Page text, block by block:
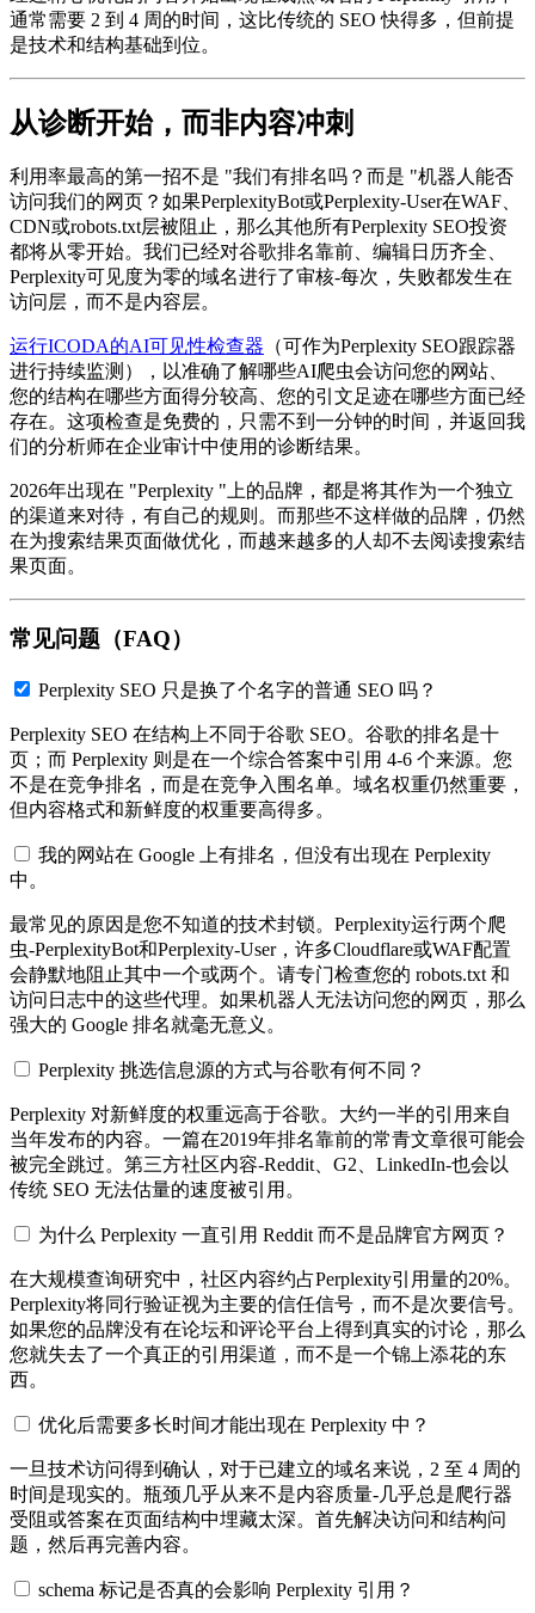
通常需要 2 到 4 周的时间，这比传统的 SEO 快得多，但前提
是技术和结构基础到位。
从诊断开始，而非内容冲刺
利用率最高的第一招不是 "我们有排名吗？而是 "机器人能否
访问我们的网页？如果PerplexityBot或Perplexity-User在WAF、
CDN或robots.txt层被阻止，那么其他所有Perplexity SEO投资
都将从零开始。我们已经对谷歌排名靠前、编辑日历齐全、
Perplexity可见度为零的域名进行了审核-每次，失败都发生在
访问层，而不是内容层。
运行ICODA的AI可见性检查器 （可作为Perplexity SEO跟踪器
进行持续监测），以准确了解哪些AI爬虫会访问您的网站、
您的结构在哪些方面得分较高、您的引文足迹在哪些方面已经
存在。这项检查是免费的，只需不到一分钟的时间，并返回我
们的分析师在企业审计中使用的诊断结果。
2026年出现在 "Perplexity "上的品牌，都是将其作为一个独立
的渠道来对待，有自己的规则。而那些不这样做的品牌，仍然
在为搜索结果页面做优化，而越来越多的人却不去阅读搜索结
果页面。
常见问题（FAQ）
Perplexity SEO 只是换了个名字的普通 SEO 吗？
Perplexity SEO 在结构上不同于谷歌 SEO。谷歌的排名是十
页；而 Perplexity 则是在一个综合答案中引用 4-6 个来源。您
不是在竞争排名，而是在竞争入围名单。域名权重仍然重要，
但内容格式和新鲜度的权重要高得多。
我的网站在 Google 上有排名，但没有出现在 Perplexity
中。
最常见的原因是您不知道的技术封锁。Perplexity运行两个爬
虫-PerplexityBot和Perplexity-User，许多Cloudflare或WAF配置
会静默地阻止其中一个或两个。请专门检查您的 robots.txt 和
访问日志中的这些代理。如果机器人无法访问您的网页，那么
强大的 Google 排名就毫无意义。
Perplexity 挑选信息源的方式与谷歌有何不同？
Perplexity 对新鲜度的权重远高于谷歌。大约一半的引用来自
当年发布的内容。一篇在2019年排名靠前的常青文章很可能会
被完全跳过。第三方社区内容-Reddit、G2、LinkedIn-也会以
传统 SEO 无法估量的速度被引用。
为什么 Perplexity 一直引用 Reddit 而不是品牌官方网页？
在大规模查询研究中，社区内容约占Perplexity引用量的20%。
Perplexity将同行验证视为主要的信任信号，而不是次要信号。
如果您的品牌没有在论坛和评论平台上得到真实的讨论，那么
您就失去了一个真正的引用渠道，而不是一个锦上添花的东
西。
优化后需要多长时间才能出现在 Perplexity 中？
一旦技术访问得到确认，对于已建立的域名来说，2 至 4 周的
时间是现实的。瓶颈几乎从来不是内容质量-几乎总是爬行器
受阻或答案在页面结构中埋藏太深。首先解决访问和结构问
题，然后再完善内容。
schema 标记是否真的会影响 Perplexity 引用？